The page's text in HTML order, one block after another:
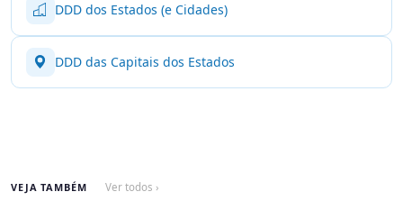
DDD dos Estados (e Cidades)
DDD das Capitais dos Estados
VEJA TAMBÉM Ver todos ›